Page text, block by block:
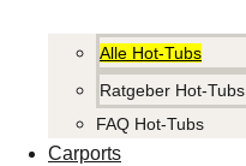
Alle Hot-Tubs
Ratgeber Hot-Tubs
FAQ Hot-Tubs
Carports